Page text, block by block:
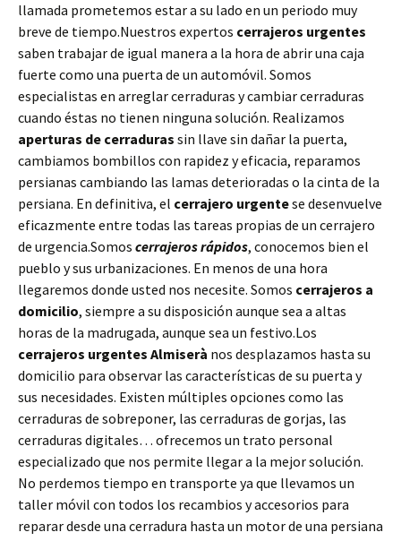
llamada prometemos estar a su lado en un periodo muy
breve de tiempo.Nuestros expertos cerrajeros urgentes
saben trabajar de igual manera a la hora de abrir una caja
fuerte como una puerta de un automóvil. Somos
especialistas en arreglar cerraduras y cambiar cerraduras
cuando éstas no tienen ninguna solución. Realizamos
aperturas de cerraduras sin llave sin dañar la puerta,
cambiamos bombillos con rapidez y eficacia, reparamos
persianas cambiando las lamas deterioradas o la cinta de la
persiana. En definitiva, el cerrajero urgentese desenvuelve
eficazmente entre todas las tareas propias de un cerrajero
de urgencia.Somos cerrajeros rápidos, conocemos bien el
pueblo y sus urbanizaciones. En menos de una hora
llegaremos donde usted nos necesite. Somos cerrajeros a
domicilio, siempre a su disposición aunque sea a altas
horas de la madrugada, aunque sea un festivo.Los
cerrajeros urgentes Almiserà nos desplazamos hasta su
domicilio para observar las características de su puerta y
sus necesidades. Existen múltiples opciones como las
cerraduras de sobreponer, las cerraduras de gorjas, las
cerraduras digitales… ofrecemos un trato personal
especializado que nos permite llegar a la mejor solución.
No perdemos tiempo en transporte ya que llevamos un
taller móvil con todos los recambios y accesorios para
reparar desde una cerradura hasta un motor de una persiana